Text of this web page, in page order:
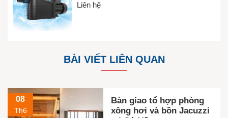
Liên hệ
BÀI VIẾT LIÊN QUAN
08
Th6
Bàn giao tổ hợp phòng
xông hơi và bồn Jacuzzi